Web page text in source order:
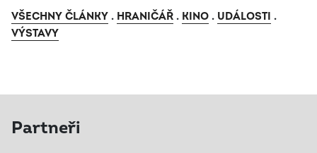
VŠECHNY ČLÁNKY . HRANIČÁŘ . KINO . UDÁLOSTI .
VÝSTAVY
Partneři